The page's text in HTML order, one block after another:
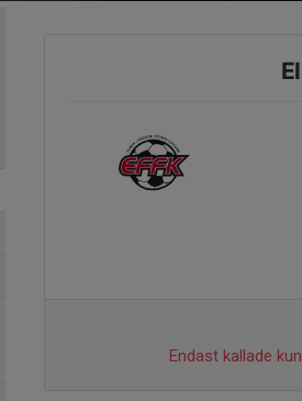
Endast kallade